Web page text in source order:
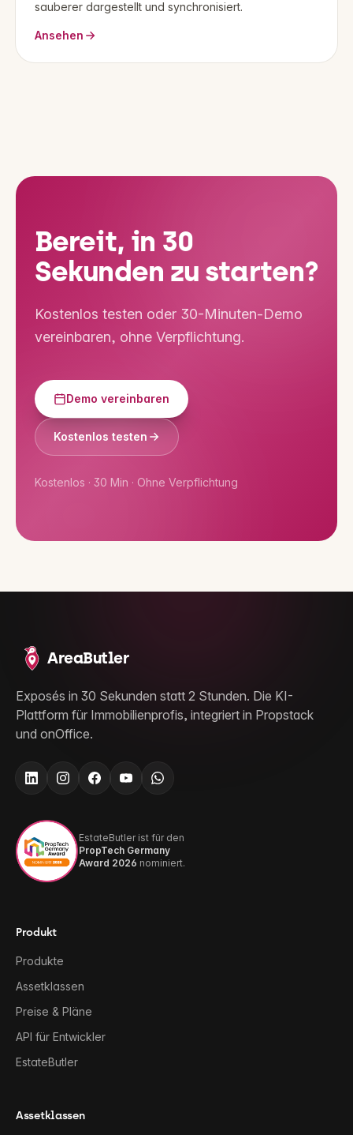
sauberer dargestellt und synchronisiert.
Ansehen
Bereit, in 30
Sekunden zu starten?
Kostenlos testen oder 30-Minuten-Demo
vereinbaren, ohne Verpflichtung.
Demo vereinbaren
Kostenlos testen
Kostenlos · 30 Min · Ohne Verpflichtung
AreaButler
Exposés in 30 Sekunden statt 2 Stunden. Die KI-
Plattform für Immobilienprofis, integriert in Propstack
und onOffice.
EstateButler ist für den
PropTech Germany
Award 2026 nominiert.
Produkt
Produkte
Assetklassen
Preise & Pläne
API für Entwickler
EstateButler
Assetklassen